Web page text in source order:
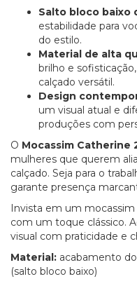
Salto bloco baixo
estabilidade para
do estilo.
Material de alta
brilho e
calçado versátil.
Design
um visual atual e
produções com
O Mocassim Catherine
mulheres que querem
calçado. Seja para o
garante presença
Invista em um
com um toque clássico.
visual com praticidade e
Material: acabamento
(salto bloco baixo)